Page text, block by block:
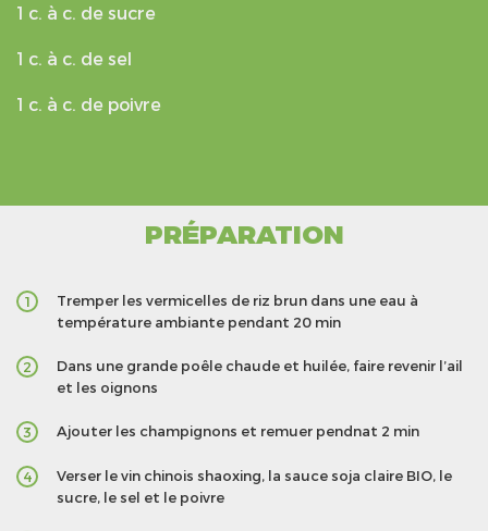
1 c. à c. de sucre
1 c. à c. de sel
1 c. à c. de poivre
PRÉPARATION
1
Tremper les vermicelles de riz brun dans une eau à
température ambiante pendant 20 min
2
Dans une grande poêle chaude et huilée, faire revenir l’ail
et les oignons
3 Ajouter les champignons et remuer pendnat 2 min
4
Verser le vin chinois shaoxing, la sauce soja claire BIO, le
sucre, le sel et le poivre